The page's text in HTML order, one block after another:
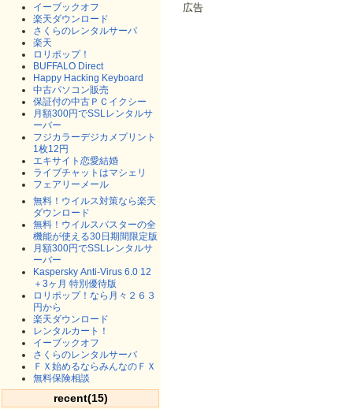
イーブックオフ
楽天ダウンロード
さくらのレンタルサーバ
楽天
ロリポップ！
BUFFALO Direct
Happy Hacking Keyboard
中古パソコン販売
保証付の中古ＰＣイクシー
月額300円でSSLレンタルサ
ーバー
フジカラーデジカメプリント
1枚12円
エキサイト恋愛結婚
ライブチャットはマシェリ
フェアリーメール
無料！ウイルス対策なら楽天
ダウンロード
無料！ウイルスバスターの全
機能が使える30日期間限定版
月額300円でSSLレンタルサ
ーバー
Kaspersky Anti-Virus 6.0 12
＋3ヶ月 特別優待版
ロリポップ！なら月々２６３
円から
楽天ダウンロード
レンタルカート！
イーブックオフ
さくらのレンタルサーバ
ＦＸ始めるならみんなのＦＸ
無料保険相談
recent(15)
広告